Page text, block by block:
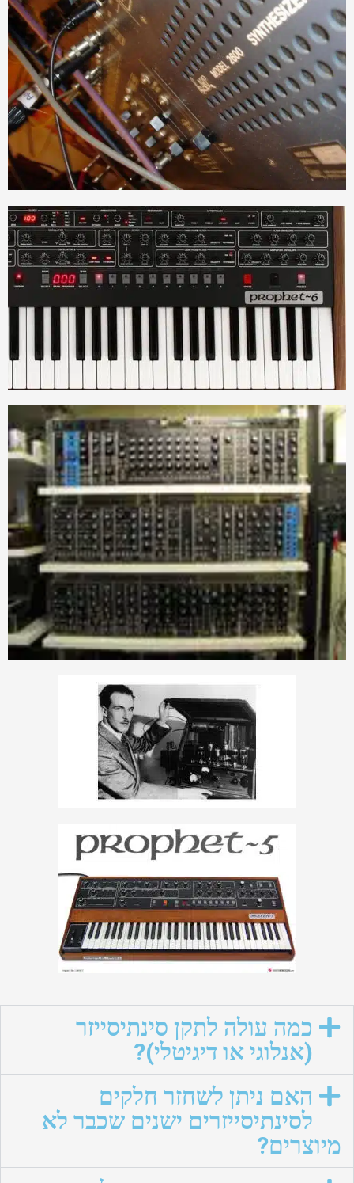
כמה עולה לתקן סינתיסייזר
(אנלוגי או דיגיטלי)?
האם ניתן לשחזר חלקים
לסינתיסייזרים ישנים שכבר לא
מיוצרים?